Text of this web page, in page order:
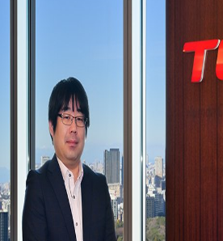
Insights
Events＆Media
News